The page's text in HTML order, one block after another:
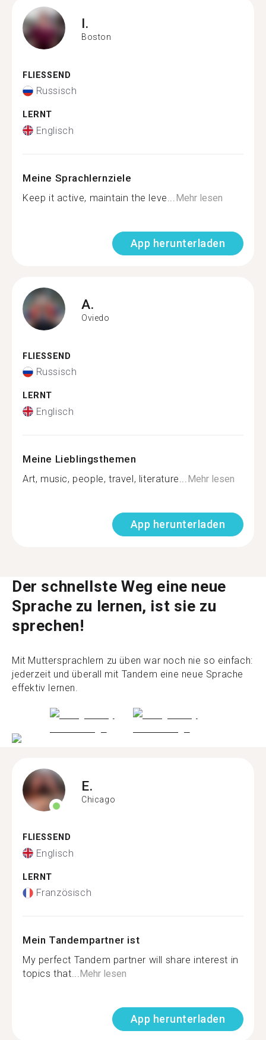
I.
Boston
FLIESSEND
Russisch
LERNT
Englisch
Meine Sprachlernziele
Keep it active, maintain the leve... Mehr lesen
App herunterladen
A.
Oviedo
FLIESSEND
Russisch
LERNT
Englisch
Meine Lieblingsthemen
Art, music, people, travel, literature... Mehr lesen
App herunterladen
Der schnellste Weg eine neue
Sprache zu lernen, ist sie zu
sprechen!
Mit Muttersprachlern zu üben war noch nie so einfach:
jederzeit und überall mit Tandem eine neue Sprache
effektiv lernen.
E.
Chicago
FLIESSEND
Englisch
LERNT
Französisch
Mein Tandempartner ist
My perfect Tandem partner will share interest in
topics that...Mehr lesen
App herunterladen